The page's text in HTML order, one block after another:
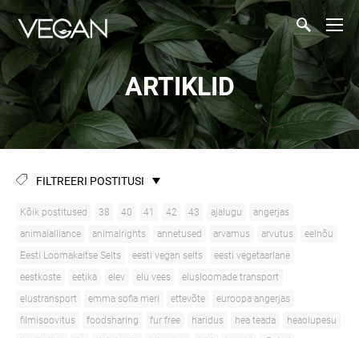
ARTIKLID
FILTREERI POSTITUSI
Kõik postitused 38 40 41 42 43 ajalugu
angerjas
animalalliance
animalrights annetused arvamus arvutus
eelnõu
Eesti Loomakaitse Selts
eesti vegan selts
eesti vegetaarlane
eestkoste
eetika elev elu vees
elusloomade transport
elustransport
emma sofia meri ettevõte
euroopa angerjas
filmisoovitus
foodsharing fur free haridus hea teada
heaolupesu